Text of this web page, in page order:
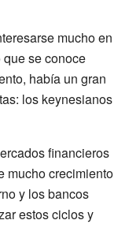
mucho en
se conoce
había un gran
los keynesianos
financieros
mucho crecimiento
y los bancos
estos ciclos y